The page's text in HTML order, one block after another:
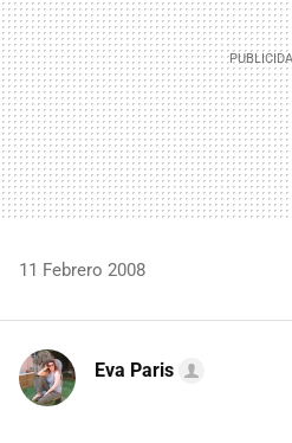
11 Febrero 2008
Eva Paris